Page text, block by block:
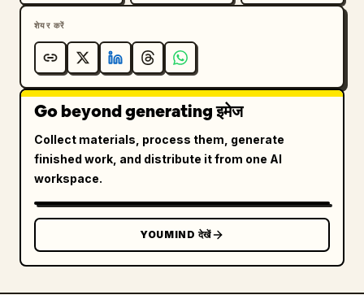
शेयर करें
Go beyond generating इमेज
Collect materials, process them, generate
finished work, and distribute it from one AI
workspace.
YOUMIND देखें